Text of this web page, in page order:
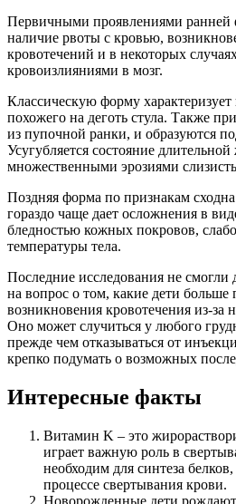
Первичными проявлениями ранней
наличие рвоты с кровью,
кровотечений и в некоторых
кровоизлияниями в мозг.
Классическую форму характеризует
похожего на деготь стула. Также
из пупочной ранки, и образуются
Усугубляется состояние
множественными эрозиями
Поздняя форма по признакам
гораздо чаще дает осложнения в
бледностью кожных покровов,
температуры тела.
Последние исследования не смогли
на вопрос о том, какие дети
возникновения кровотечения из-за
Оно может случиться у любого
прежде чем отказываться от
крепко подумать о возможных
Интересные факты
Витамин K – это
играет важную роль в
необходим для синтеза
процессе свертывания крови.